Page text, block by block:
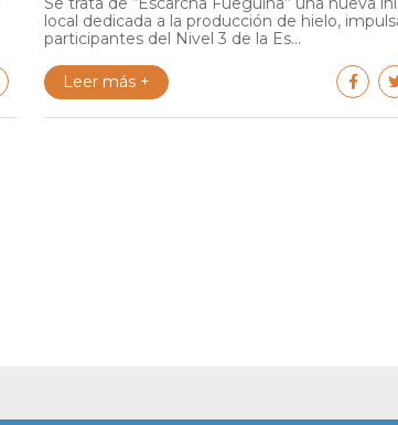
local dedicada a la producción de hielo,
participantes del Nivel 3 de la Es...
Leer más +